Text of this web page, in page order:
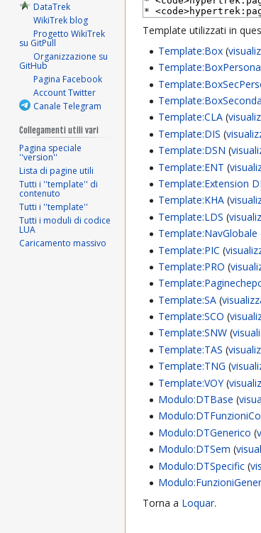
Template utilizzati in
Template:Box (
Template:CLA (
Template:DIS (
Template:DSN (
Template:ENT (
Template:Extension
Template:KHA (
Template:LDS (
Template:NavGlobale
Template:PIC (
Template:PRO (
Template:SA (
Template:SCO (
Template:SNW (
Template:TAS (
Template:TNG (
Template:VOY(
Modulo:DTBase (
Modulo:DTGenerico (
Modulo:DTSem (
Modulo:DTSpecific (
Torna a Loquar.
DataTrek
WikiTrek blog
Progetto WikiTrek
su GitPull
Organizzazione su
GitHub
Pagina Facebook
Account Twitter
Canale Telegram
Collegamenti utili vari
Pagina speciale
''version''
Lista di pagine utili
Tutti i ''template'' di
contenuto
Tutti i ''template''
Tutti i moduli di codice
LUA
Caricamento massivo